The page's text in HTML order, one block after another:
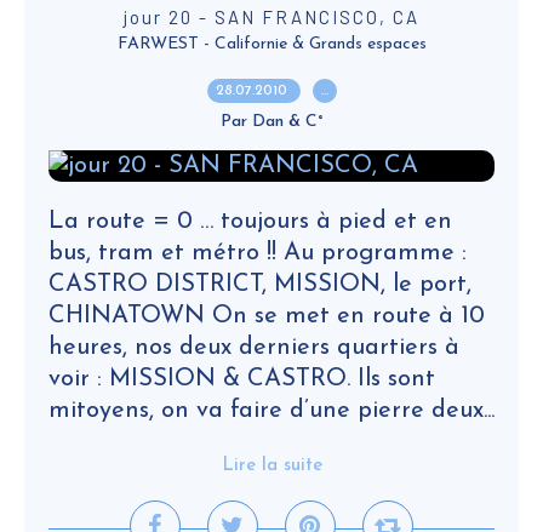
jour 20 - SAN FRANCISCO, CA
FARWEST - Californie & Grands espaces
28.07.2010 …
Par Dan & C°
La route = 0 … toujours à pied et en
bus, tram et métro !! Au programme :
CASTRO DISTRICT, MISSION, le port,
CHINATOWN On se met en route à 10
heures, nos deux derniers quartiers à
voir : MISSION & CASTRO. Ils sont
mitoyens, on va faire d’une pierre deux...
Lire la suite